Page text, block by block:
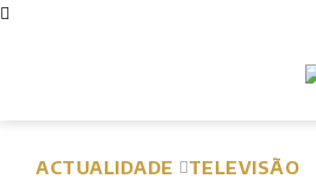
ACTUALIDADE TELEVISÃO